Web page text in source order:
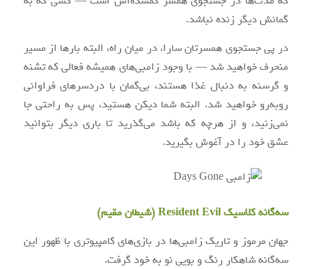
گمانش دیگر زنده نباشد.
در پی جستجوی همسرتان سارا، در میان راه، البته بارها از مسیر
منحرف خواهید شد — با وجود زامبی‌های همیشه فعالی که تشنه
و گرسنه به دنبال غذا هستند، بی‌گمان با دردسرهای فراوانی
روبه‌رو خواهید شد. البته شما دیکن هستید، پس به راحتی جا
نمی‌زنید، و از هرچه که باشد می‌گذرید تا باری دیگر بتوانید
عشق خود را در آغوش بگیرید.
سه‌گانه کلاسیک Resident Evil (شیطان مقیم)
جهان مرموز و تاریک زامبی‌ها در بازی‌های کامپیوتری با ظهور این
سه‌گانه شاهکار رنگ و بویی نو به خود گرفت.